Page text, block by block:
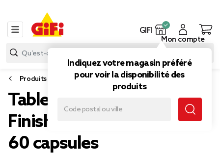
GIFI
Indiquez votre magasin préféré
pour voir la disponibilité des
produits
Mon compte
Produits d’entretien
Tablette lave-vaisselle
Finish Powerball Quantum
60 capsules